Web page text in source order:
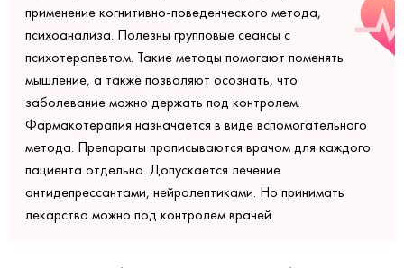
применение когнитивно-поведенческого метода,
психоанализа. Полезны групповые сеансы с
психотерапевтом. Такие методы помогают поменять
мышление, а также позволяют осознать, что
заболевание можно держать под контролем.
Фармакотерапия назначается в виде вспомогательного
метода. Препараты прописываются врачом для каждого
пациента отдельно. Допускается лечение
антидепрессантами, нейролептиками. Но принимать
лекарства можно под контролем врачей.